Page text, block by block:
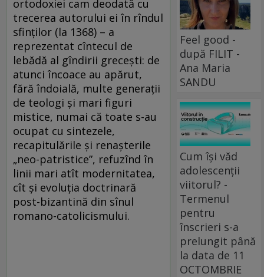
ortodoxiei cam deodată cu
trecerea autorului ei în rîndul
sfinților (la 1368) – a
reprezentat cîntecul de
lebădă al gîndirii grecești: de
atunci încoace au apărut,
fără îndoială, multe generații
de teologi și mari figuri
mistice, numai că toate s-au
ocupat cu sintezele,
recapitulările și renașterile
„neo-patristice”, refuzînd în
linii mari atît modernitatea,
cît și evoluția doctrinară
post-bizantină din sînul
romano-catolicismului.
Feel good -
după FILIT -
Ana Maria
SANDU
Cum își văd
adolescenții
viitorul? -
Termenul
pentru
înscrieri s-a
prelungit până
la data de 11
OCTOMBRIE